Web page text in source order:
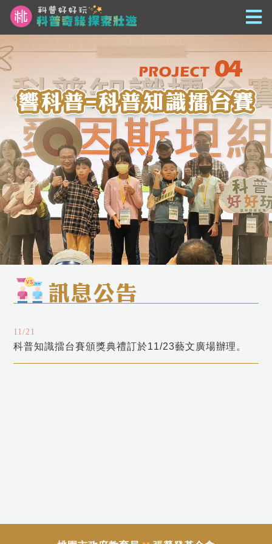
11/21
科普知識擂台賽頒獎典禮訂於11/23藝文廣場辦理。